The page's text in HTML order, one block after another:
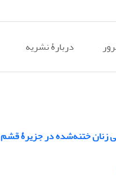
دربارۀ نشریه
زنان ختنه‌شده در جزیرۀ قشم